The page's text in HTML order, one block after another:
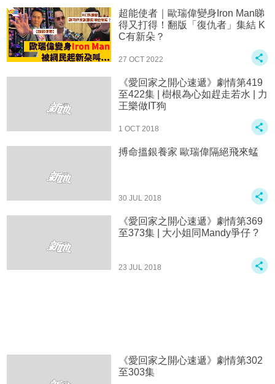
超能使者｜歐瑞偉變身Iron Man睇
得又打得！翻版「復仇者」集結 K
C有新朵？
27 OCT 2022
《愛回家之開心速遞》劇情第419
至422集 | 樹根為心如趕走若水 | 力
王樂做IT狗
1 OCT 2018
搏命搵銀養家 歐瑞偉隔絕飛來蜢
30 JUL 2018
《愛回家之開心速遞》劇情第369
至373集 | 大小姐同Mandy爭仔 ?
23 JUL 2018
《愛回家之開心速遞》劇情第302
至303集